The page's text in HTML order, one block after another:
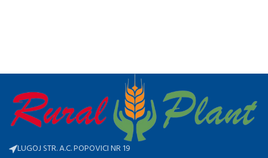
LUGOJ STR. A.C. POPOVICI NR 19